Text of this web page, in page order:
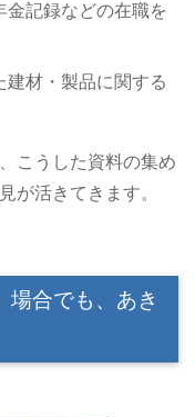
記録などの在職を
建材・製品に関する
こうした資料の集め
が活きてきます。
場合でも、あき